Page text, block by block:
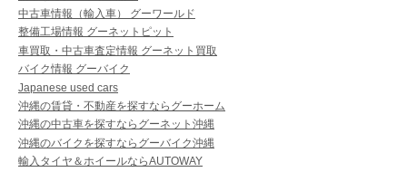
中古車情報（輸入車） グーワールド
整備工場情報 グーネットピット
車買取・中古車査定情報 グーネット買取
バイク情報 グーバイク
Japanese used cars
沖縄の賃貸・不動産を探すならグーホーム
沖縄の中古車を探すならグーネット沖縄
沖縄のバイクを探すならグーバイク沖縄
輸入タイヤ＆ホイールならAUTOWAY